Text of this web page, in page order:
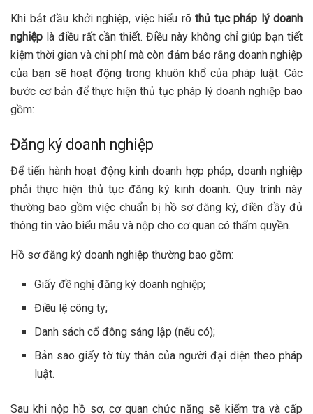
Khi bắt đầu khởi nghiệp, việc hiểu rõ thủ tục pháp lý doanh
nghiệp là điều rất cần thiết. Điều này không chỉ giúp bạn tiết
kiệm thời gian và chi phí mà còn đảm bảo rằng doanh nghiệp
của bạn sẽ hoạt động trong khuôn khổ của pháp luật. Các
bước cơ bản để thực hiện thủ tục pháp lý doanh nghiệp bao
gồm:
Đăng ký doanh nghiệp
Để tiến hành hoạt động kinh doanh hợp pháp, doanh nghiệp
phải thực hiện thủ tục đăng ký kinh doanh. Quy trình này
thường bao gồm việc chuẩn bị hồ sơ đăng ký, điền đầy đủ
thông tin vào biểu mẫu và nộp cho cơ quan có thẩm quyền.
Hồ sơ đăng ký doanh nghiệp thường bao gồm:
Giấy đề nghị đăng ký doanh nghiệp;
Điều lệ công ty;
Danh sách cổ đông sáng lập (nếu có);
Bản sao giấy tờ tùy thân của người đại diện theo pháp
luật.
Sau khi nộp hồ sơ, cơ quan chức năng sẽ kiểm tra và cấp